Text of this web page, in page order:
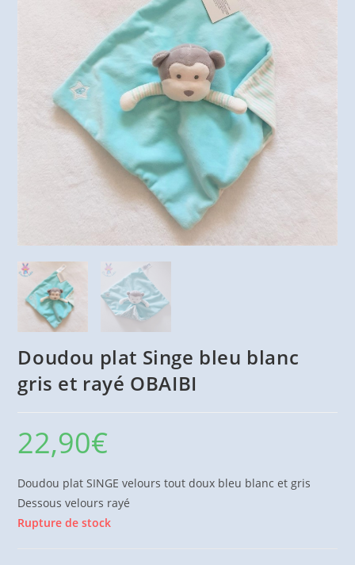
Doudou plat Singe bleu blanc
gris et rayé OBAIBI
22,90€
Doudou plat SINGE velours tout doux bleu blanc et gris
Dessous velours rayé
Rupture de stock